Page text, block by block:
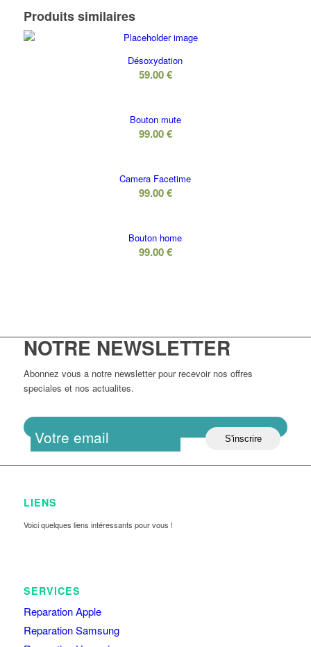
Produits similaires
Désoxydation
59.00€
Bouton mute
99.00€
Camera Facetime
99.00€
Bouton home
99.00€
NOTRE NEWSLETTER
Abonnez vous a notre newsletter pour recevoir nos offres
speciales et nos actualites.
LIENS
Voici quelques liens intéressants pour vous !
SERVICES
Reparation Apple
Reparation Samsung